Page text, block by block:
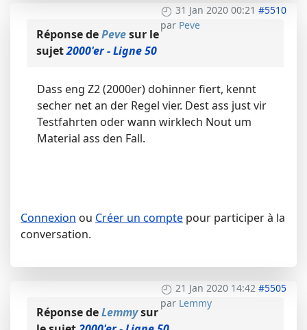
31 Jan 2020 00:21 #5510
par Peve
Réponse dePevesur le
sujet2000'er - Ligne 50
Dass eng Z2 (2000er) dohinner fiert, kennt
secher net an der Regel vier. Dest ass just vir
Testfahrten oder wann wirklech Nout um
Material ass den Fall.
Connexion ou Créer un compte pour participer à la
conversation.
21 Jan 2020 14:42 #5505
par Lemmy
Réponse deLemmysur